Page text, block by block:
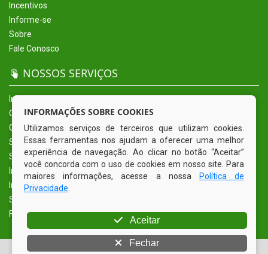
Incentivos
Informe-se
Sobre
Fale Conosco
NOSSOS SERVIÇOS
Início
O Município
Governo
Secretarias
Serviços Eletrônicos
Incentivos
Informe-se
Sobre
Fale Conosco
INFORMAÇÕES SOBRE COOKIES
Utilizamos serviços de terceiros que utilizam cookies.
Essas ferramentas nos ajudam a oferecer uma melhor
experiência de navegação. Ao clicar no botão “Aceitar”
você concorda com o uso de cookies em nosso site. Para
maiores informações, acesse a nossa
Política de
Privacidade
Aceitar
Fechar